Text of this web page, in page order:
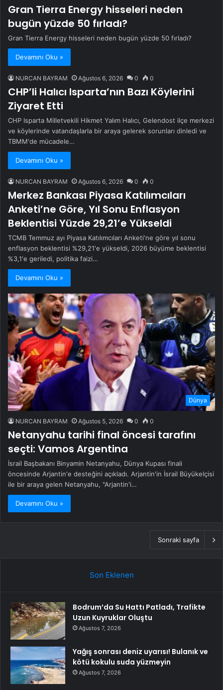
Gran Tierra Energy hisseleri neden
bugün yüzde 50 fırladı?
Gran Tierra Energy hisseleri neden bugün yüzde 50 fırladı?
Devamını Oku »
NURCAN BAYRAM Ağustos 6, 2026 0 0
CHP’li Halıcı Isparta’nın Bazı Köylerini
Ziyaret Etti
CHP Isparta Milletvekili Hikmet Yalım Halıcı, Gelendost ilçe merkezi
ve köylerinde vatandaşlarla bir araya gelerek sorunları dinledi ve
TBMM'de mücadele…
Devamını Oku »
NURCAN BAYRAM Ağustos 6, 2026 0 0
Merkez Bankası Piyasa Katılımcıları
Anketi’ne Göre, Yıl Sonu Enflasyon
Beklentisi Yüzde 29,21’e Yükseldi
TCMB Temmuz ayı Piyasa Katılımcıları Anketi'ne göre yıl sonu
enflasyon beklentisi %29,21'e yükseldi, 2026 büyüme beklentisi
%3,1'e geriledi, politika faizi…
Devamını Oku »
Dünya
NURCAN BAYRAM Ağustos 5, 2026 0 0
Netanyahu tarihi final öncesi tarafını
seçti: Vamos Argentina
İsrail Başbakanı Binyamin Netanyahu, Dünya Kupası finali
öncesinde Arjantin'e desteğini açıkladı. Arjantin'in İsrail Büyükelçisi
ile bir araya gelen Netanyahu, "Arjantin'i…
Devamını Oku »
Sonraki sayfa
Son Eklenen
Bodrum’da Su Hattı Patladı, Trafikte
Uzun Kuyruklar Oluştu
Ağustos 7, 2026
Yağış sonrası deniz uyarısı! Bulanık ve
kötü kokulu suda yüzmeyin
Ağustos 7, 2026